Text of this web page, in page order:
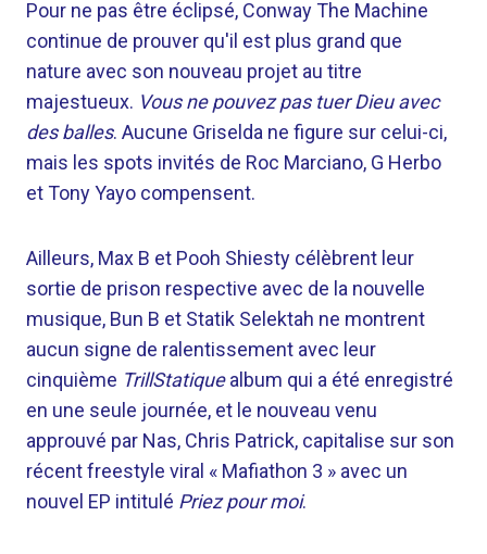
Pour ne pas être éclipsé, Conway The Machine
continue de prouver qu'il est plus grand que
nature avec son nouveau projet au titre
majestueux. Vous ne pouvez pas tuer Dieu avec
des balles. Aucune Griselda ne figure sur celui-ci,
mais les spots invités de Roc Marciano, G Herbo
et Tony Yayo compensent.
Ailleurs, Max B et Pooh Shiesty célèbrent leur
sortie de prison respective avec de la nouvelle
musique, Bun B et Statik Selektah ne montrent
aucun signe de ralentissement avec leur
cinquième TrillStatiquealbum qui a été enregistré
en une seule journée, et le nouveau venu
approuvé par Nas, Chris Patrick, capitalise sur son
récent freestyle viral « Mafiathon 3 » avec un
nouvel EP intitulé Priez pour moi.